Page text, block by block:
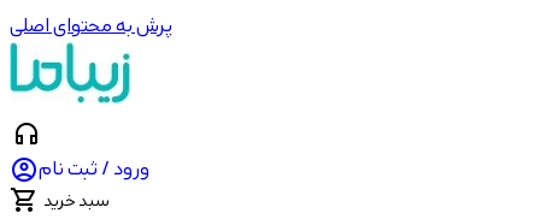
پرش به محتوای اصلی
headphones
ورود / ثبت نام
 سبد خرید